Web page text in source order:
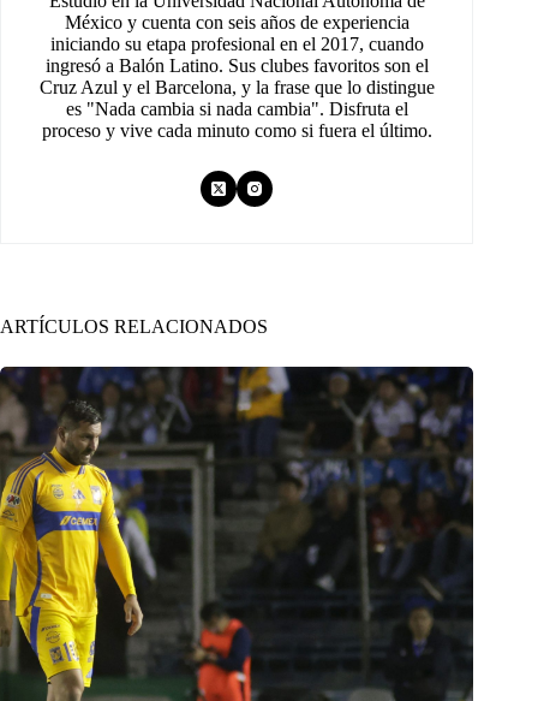
México y cuenta con seis años de experiencia
iniciando su etapa profesional en el 2017, cuando
ingresó a Balón Latino. Sus clubes favoritos son el
Cruz Azul y el Barcelona, y la frase que lo distingue
es "Nada cambia si nada cambia". Disfruta el
proceso y vive cada minuto como si fuera el último.
ARTÍCULOS RELACIONADOS